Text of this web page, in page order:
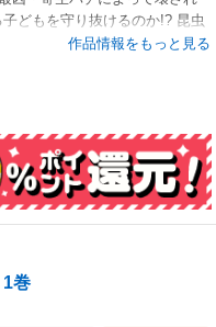
どもを守り抜けるのか!? 昆虫
作品情報をもっと見る
1巻